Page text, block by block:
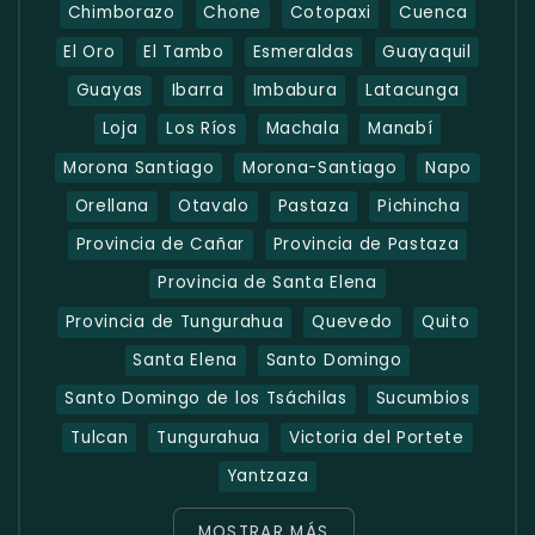
Chimborazo Chone Cotopaxi
Cuenca
El Oro
El Tambo Esmeraldas
Guayaquil
Guayas
Ibarra Imbabura
Latacunga
Loja
Los Ríos Machala
Manabí
Morona Santiago
Morona-Santiago
Napo
Orellana
Otavalo Pastaza
Pichincha
Provincia de Cañar
Provincia de Pastaza
Provincia de Santa Elena
Provincia de Tungurahua
Quevedo
Quito
Santa Elena
Santo Domingo
Santo Domingo de los Tsáchilas
Sucumbios
Tulcan
Tungurahua
Victoria del Portete
Yantzaza